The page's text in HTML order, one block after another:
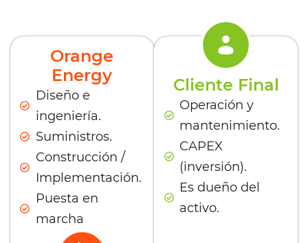
Orange
Energy
Diseño e
ingeniería.
Suministros.
Construcción /
Implementación.
Puesta en
marcha
Cliente Final
Operación y
mantenimiento.
CAPEX
(inversión).
Es dueño del
activo.